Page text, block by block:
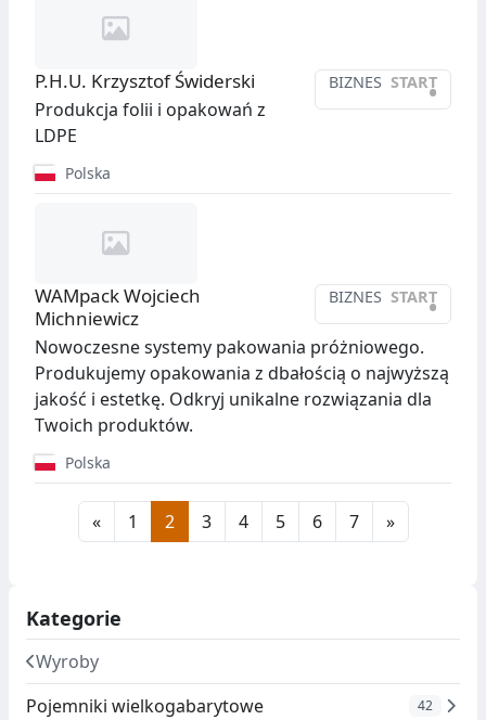
BIZNES START
•
P.H.U. Krzysztof Świderski
Produkcja folii i opakowań z
LDPE
Polska
BIZNES START
•
WAMpack Wojciech
Michniewicz
Nowoczesne systemy pakowania próżniowego.
Produkujemy opakowania z dbałością o najwyższą
jakość i estetkę. Odkryj unikalne rozwiązania dla
Twoich produktów.
Polska
« 1 2 3 4 5 6 7 »
Kategorie
Wyroby
Pojemniki wielkogabarytowe
42